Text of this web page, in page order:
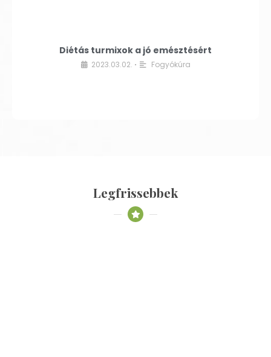
Diétás turmixok a jó emésztésért
2023.03.02. • Fogyókúra
Legfrissebbek